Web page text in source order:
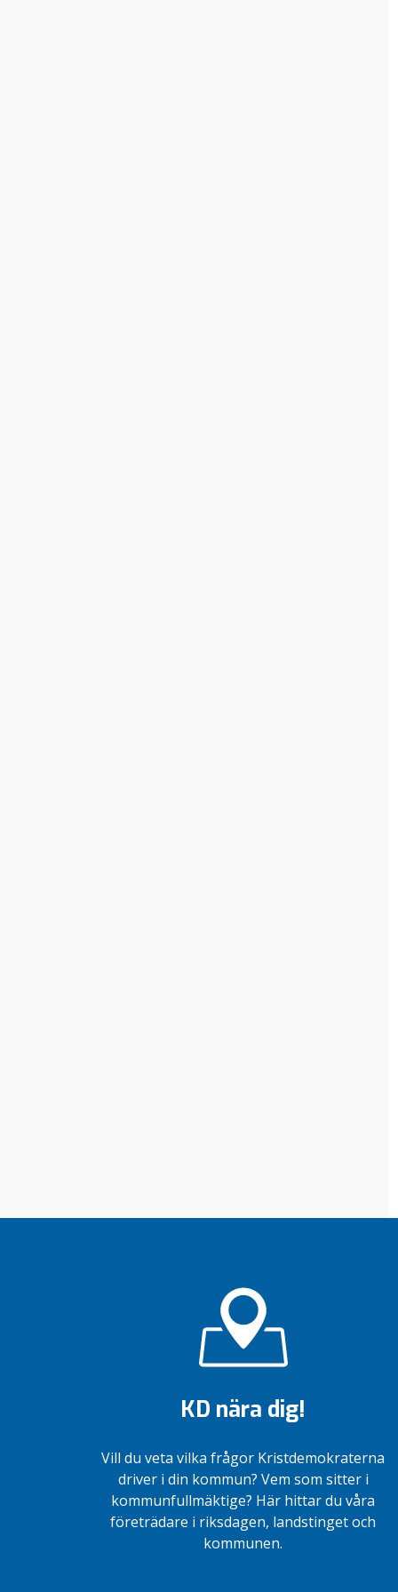
KD nära dig!
Vill du veta vilka frågor Kristdemokraterna
driver i din kommun? Vem som sitter i
kommunfullmäktige? Här hittar du våra
företrädare i riksdagen, landstinget och
kommunen.